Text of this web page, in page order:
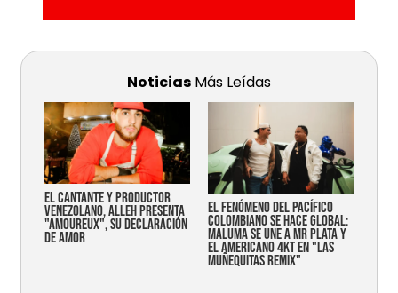
Noticias Más Leídas
EL CANTANTE Y PRODUCTOR
VENEZOLANO, ALLEH PRESENTA
"AMOUREUX", SU DECLARACIÓN
DE AMOR
EL FENÓMENO DEL PACÍFICO
COLOMBIANO SE HACE GLOBAL:
MALUMA SE UNE A MR PLATA Y
EL AMERICANO 4KT EN "LAS
MUÑEQUITAS REMIX"